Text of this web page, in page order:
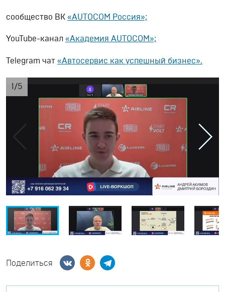
сообщество ВК «AUTOCOM Россия»;
YouTube-канал «Академия AUTOCOM»;
Telegram чат «Автосервис как успешный бизнес».
1 /5
Поделиться